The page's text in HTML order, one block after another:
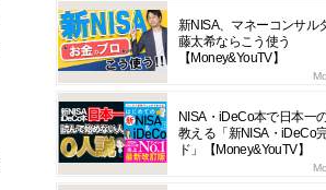
新NISA、マネーコンサル
藤太希ならこう使う
【Money&YouTV】
NISA・iDeCo本で日本一
教える「新NISA・iDeCo
ド」【Money&YouTV】